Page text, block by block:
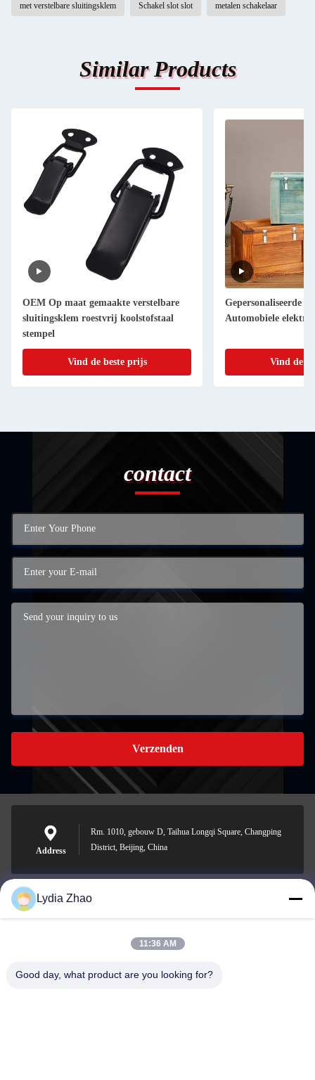
met verstelbare sluitingsklem Schakel slot slot metalen schakelaar
Similar Products
OEM Op maat gemaakte verstelbare
sluitingsklem roestvrij koolstofstaal
stempel
Vind de beste prijs
Gepersonaliseerde
Automobiele
Vind de
contact
Verzenden
Address
Rm. 1010, gebouw D, Taihua Longqi Square, Changping
District, Beijing, China
jesingd@vip.sina.com
Lydia Zhao
11:36 AM
Good day, what product are you looking for?